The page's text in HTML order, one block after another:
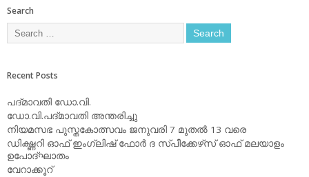
Search
Recent Posts
പദ്മാവതി ഡോ.വി.
ഡോ.വി.പദ്മാവതി അന്തരിച്ചു
നിയമസഭ പുസ്തകോത്സവം ജനുവരി 7 മുതല്‍ 13 വരെ
ഡിക്ഷ്ണറി ഓഫ് ഇംഗ്ലിഷ് ഫോര്‍ ദ സ്പീക്കേഴ്‌സ് ഓഫ് മലയാളം
ഉപോദ്ഘാതം
വേറാക്കൂറ്